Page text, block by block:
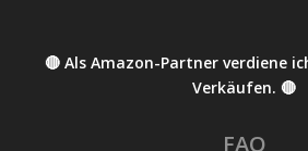
🔴 Als Amazon-Partner verdiene
Verkäufen. 🔴
FAQ